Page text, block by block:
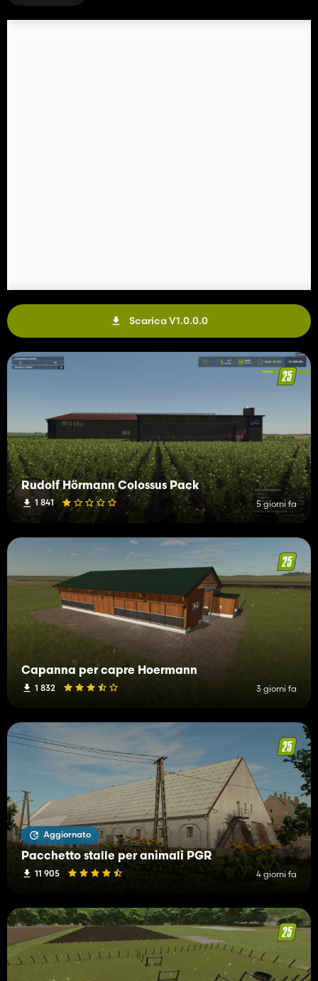
Scarica V1.0.0.0
Rudolf Hörmann Colossus Pack
1 841 5 giorni fa
Capanna per capre Hoermann
1 832 3 giorni fa
Aggiornato
Pacchetto stalle per animali PGR
11 905 4 giorni fa